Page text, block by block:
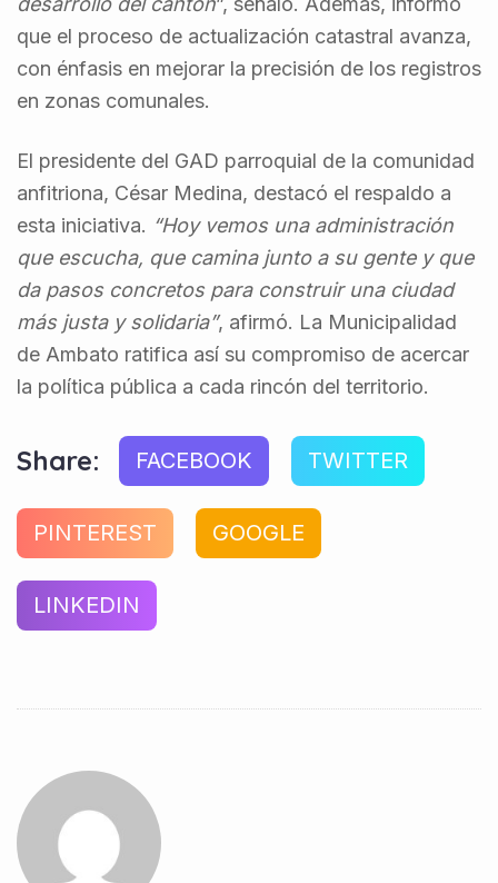
que el proceso de actualización catastral avanza,
con énfasis en mejorar la precisión de los registros
en zonas comunales.
El presidente del GAD parroquial de la comunidad
anfitriona, César Medina, destacó el respaldo a
esta iniciativa. “Hoy vemos una administración
que escucha, que camina junto a su gente y que
da pasos concretos para construir una ciudad
más justa y solidaria”, afirmó. La Municipalidad
de Ambato ratifica así su compromiso de acercar
la política pública a cada rincón del territorio.
Share: FACEBOOK TWITTER
PINTEREST GOOGLE
LINKEDIN